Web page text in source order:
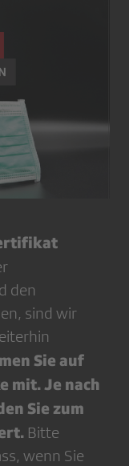
den
sind wir
Sie auf
mit. Je nach
Sie zum
Bitte
wenn Sie